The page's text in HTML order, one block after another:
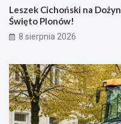
Leszek Cichoński na
Święto Plonów!
8 sierpnia 2026